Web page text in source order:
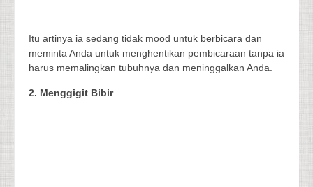
Itu artinya ia sedang tidak mood untuk berbicara dan
meminta Anda untuk menghentikan pembicaraan tanpa ia
harus memalingkan tubuhnya dan meninggalkan Anda.
2. Menggigit Bibir